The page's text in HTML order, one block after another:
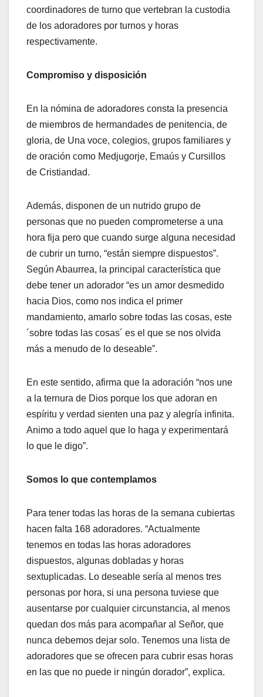
coordinadores de turno que vertebran la custodia
de los adoradores por turnos y horas
respectivamente.
Compromiso y disposición
En la nómina de adoradores consta la presencia
de miembros de hermandades de penitencia, de
gloria, de Una voce, colegios, grupos familiares y
de oración como Medjugorje, Emaús y Cursillos
de Cristiandad.
Además, disponen de un nutrido grupo de
personas que no pueden comprometerse a una
hora fija pero que cuando surge alguna necesidad
de cubrir un turno, “están siempre dispuestos”.
Según Abaurrea, la principal característica que
debe tener un adorador “es un amor desmedido
hacia Dios, como nos indica el primer
mandamiento, amarlo sobre todas las cosas, este
´sobre todas las cosas´ es el que se nos olvida
más a menudo de lo deseable”.
En este sentido, afirma que la adoración “nos une
a la ternura de Dios porque los que adoran en
espíritu y verdad sienten una paz y alegría infinita.
Animo a todo aquel que lo haga y experimentará
lo que le digo”.
Somos lo que contemplamos
Para tener todas las horas de la semana cubiertas
hacen falta 168 adoradores. “Actualmente
tenemos en todas las horas adoradores
dispuestos, algunas dobladas y horas
sextuplicadas. Lo deseable sería al menos tres
personas por hora, si una persona tuviese que
ausentarse por cualquier circunstancia, al menos
quedan dos más para acompañar al Señor, que
nunca debemos dejar solo. Tenemos una lista de
adoradores que se ofrecen para cubrir esas horas
en las que no puede ir ningún dorador”, explica.